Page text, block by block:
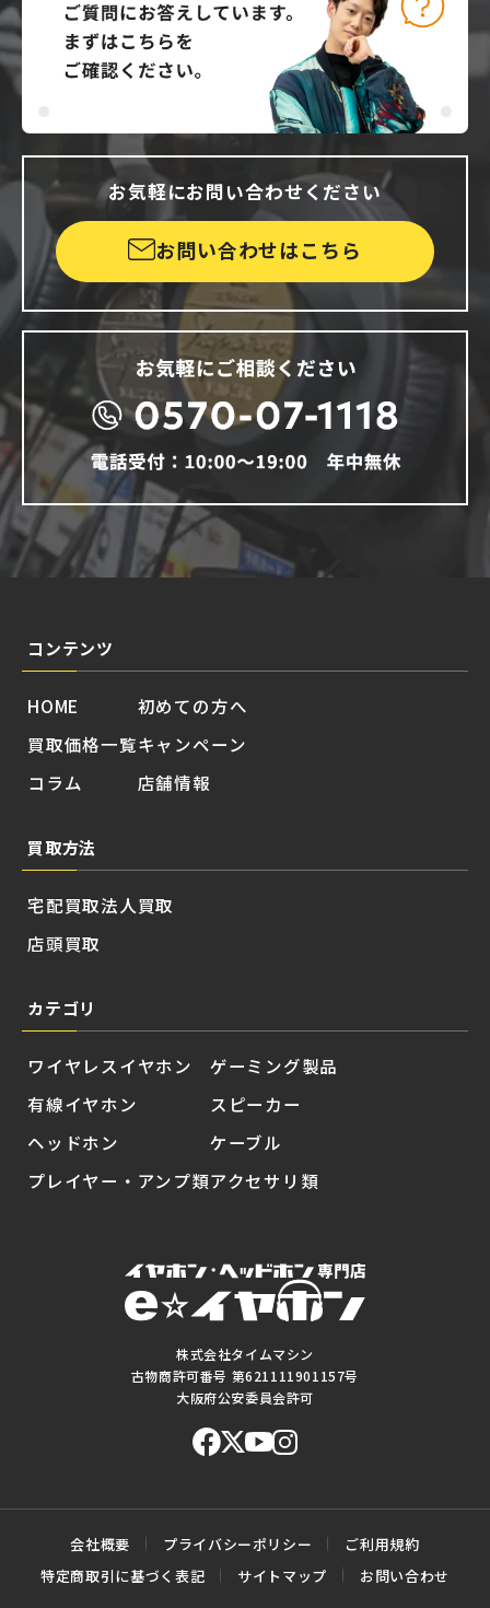
お気軽にお問い合わせください
お問い合わせはこちら
株式会社タイムマシン
古物商許可番号 第621111901157号
大阪府公安委員会許可
コンテンツ
HOME
買取価格一覧
コラム
初めての方へ
キャンペーン
店舗情報
買取方法
宅配買取
店頭買取
法人買取
カテゴリ
ワイヤレスイヤホン
有線イヤホン
ヘッドホン
プレイヤー・アンプ類
ゲーミング製品
スピーカー
ケーブル
アクセサリ類
会社概要 プライバシーポリシー
ご利用規約
特定商取引に基づく表記
サイトマップ お問い合わせ